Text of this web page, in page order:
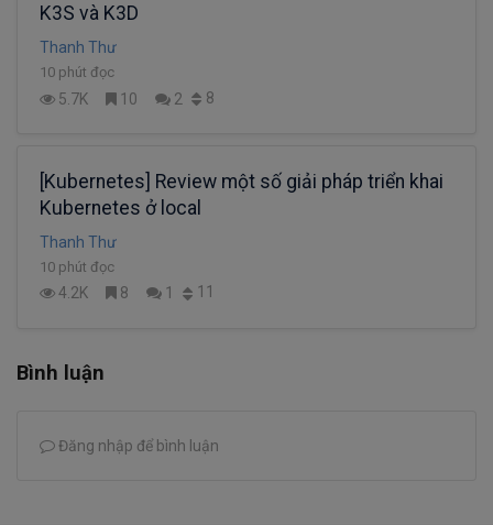
K3S và K3D
Thanh Thư
10 phút đọc
5.7K 10 2 8
[Kubernetes] Review một số giải pháp triển khai
Kubernetes ở local
Thanh Thư
10 phút đọc
4.2K 8 1 11
Bình luận
Đăng nhập để bình luận